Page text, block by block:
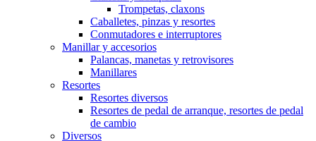
Trompetas, claxons
Caballetes, pinzas y resortes
Conmutadores e interruptores
Manillar y accesorios
Palancas, manetas y retrovisores
Manillares
Resortes
Resortes diversos
Resortes de pedal de arranque, resortes de pedal
de cambio
Diversos